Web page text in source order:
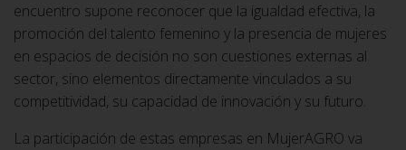
encuentro supone reconocer que la igualdad efectiva, la
promoción del talento femenino y la presencia de mujeres
en espacios de decisión no son cuestiones externas al
sector, sino elementos directamente vinculados a su
competitividad, su capacidad de innovación y su futuro.
La participación de estas empresas en MujerAGRO va